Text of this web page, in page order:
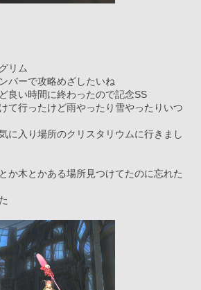
リム
バーで攻略めざしたいね
良い時間に終わったので記念SS
て行ったけど雨やったり雪やったりいつ
に入り場所のクリスタリウムに行きまし
か木とかある場所見つけてたのに忘れた